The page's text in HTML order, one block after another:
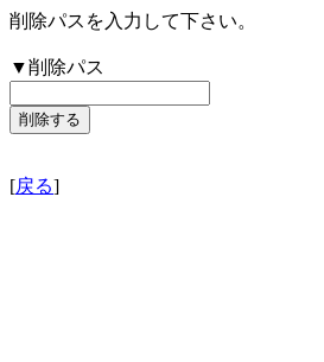
削除パスを入力して下さい。
▼削除パス
[戻る]